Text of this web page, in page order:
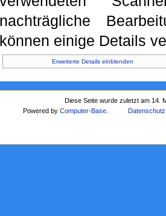
nachträgliche
können einige Details
Erweiterte Details einblenden
Diese Seite wurde zuletzt am 14.
Powered byComputer-Base Datenschutz